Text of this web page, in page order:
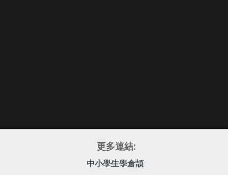
更多連結:
中小學生學倉頡